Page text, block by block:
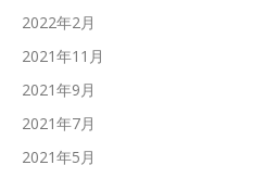
2022年2月
2021年11月
2021年9月
2021年7月
2021年5月